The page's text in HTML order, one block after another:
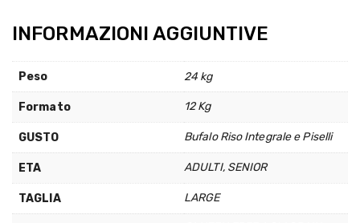
INFORMAZIONI AGGIUNTIVE
Peso 24 kg
Formato 12 Kg
GUSTO Bufalo Riso Integrale e Piselli
ETA ADULTI, SENIOR
TAGLIA LARGE